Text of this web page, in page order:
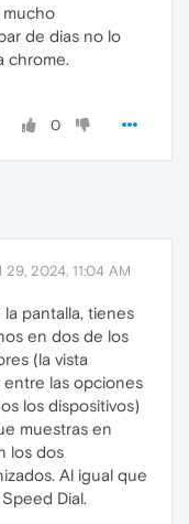
mucho
de dias no lo
chrome.
0
29, 2024, 11:04 AM
pantalla, tienes
en dos de los
(la vista
entre las opciones
los dispositivos)
muestras en
los dos
Al igual que
Dial.